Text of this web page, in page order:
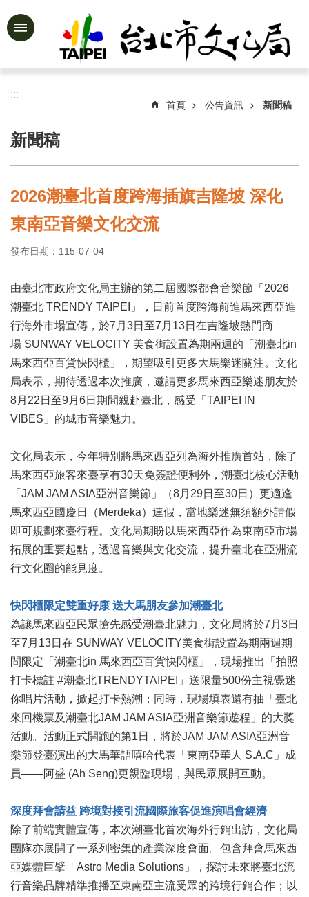
跳到主要內容區塊
進
告
訊
認
文
局
業
務
項
目
臺
北
藝
間
歷
文
化
節
慶
政
專
珍
貴
文
化
資
源
補
助/
請
案
件
政
府
:::
首頁 公告資訊 新聞稿
新聞稿
2026潮臺北首度跨海插旗吉隆坡 深化
東南亞音樂文化交流
發布日期：115-07-04
由臺北市政府文化局主辦的第二屆國際都會音樂節「2026
潮臺北 TRENDY TAIPEI」，日前首度跨海前進馬來西亞進
行海外市場宣傳，於7月3日至7月13日在吉隆坡熱門商
場 SUNWAY VELOCITY 美食街設置為期兩週的「潮臺北in
馬來西亞百貨快閃櫃」，期望吸引更多大馬樂迷關注。文化
局表示，期待透過本次推廣，邀請更多馬來西亞樂迷朋友於
8月22日至9月6日期間親赴臺北，感受「TAIPEI IN
VIBES」的城市音樂魅力。
文化局表示，今年特別將馬來西亞列為海外推廣首站，除了
馬來西亞旅客來臺享有30天免簽證便利外，潮臺北核心活動
「JAM JAM ASIA亞洲音樂節」（8月29日至30日）更適逢
馬來西亞國慶日（Merdeka）連假，當地樂迷無須額外請假
即可規劃來臺行程。文化局期盼以馬來西亞作為東南亞市場
拓展的重要起點，透過音樂與文化交流，提升臺北在亞洲流
行文化圈的能見度。
快閃櫃限定雙重好康 送大馬朋友參加潮臺北
為讓馬來西亞民眾搶先感受潮臺北魅力，文化局將於7月3日
至7月13日在 SUNWAY VELOCITY美食街設置為期兩週期
間限定「潮臺北in 馬來西亞百貨快閃櫃」，現場推出「拍照
打卡標註 #潮臺北TRENDYTAIPEI」送限量500份主視覺迷
你唱片活動，掀起打卡熱潮；同時，現場填表還有抽「臺北
來回機票及潮臺北JAM JAM ASIA亞洲音樂節遊程」的大獎
活動。活動正式開跑的第1日，將於JAM JAM ASIA亞洲音
樂節登臺演出的大馬華語嘻哈代表「東南亞華人 S.A.C」成
員——阿盛 (Ah Seng)更親臨現場，與民眾展開互動。
深度拜會請益 跨境對接引流國際旅客促進演唱會經濟
除了前端實體宣傳，本次潮臺北首次海外行銷出訪，文化局
團隊亦展開了一系列密集的產業深度會面。包含拜會馬來西
亞媒體巨擘「Astro Media Solutions」，探討未來將臺北流
行音樂品牌精準推播至東南亞主流受眾的跨境行銷合作；以